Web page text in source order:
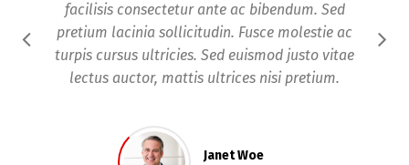
facilisis consectetur ante ac bibendum. Sed
pretium lacinia sollicitudin. Fusce molestie ac
turpis cursus ultricies. Sed euismod justo vitae
lectus auctor, mattis ultrices nisi pretium.
Janet Woe